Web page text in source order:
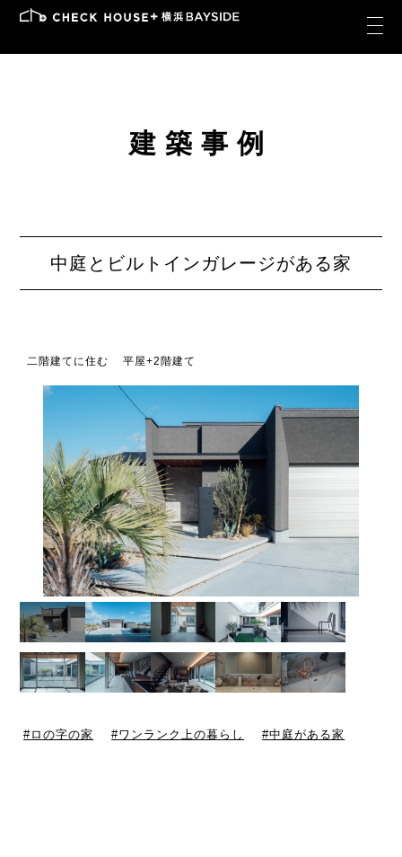
建築事例
中庭とビルトインガレージがある家
二階建てに住む 平屋+2階建て
ロの字の家 ワンランク上の暮らし 中庭がある家